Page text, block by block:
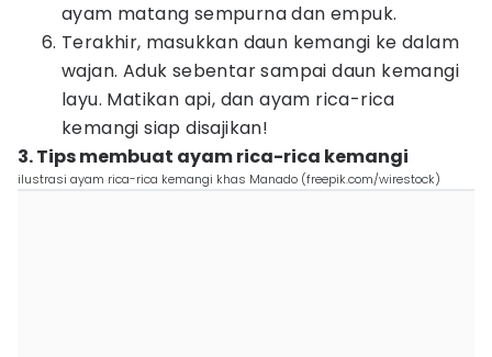
ayam matang sempurna dan empuk.
Terakhir, masukkan daun kemangi ke dalam
wajan. Aduk sebentar sampai daun kemangi
layu. Matikan api, dan ayam rica-rica
kemangi siap disajikan!
3. Tips membuat ayam rica-rica kemangi
ilustrasi ayam rica-rica kemangi khas Manado (freepik.com/wirestock)